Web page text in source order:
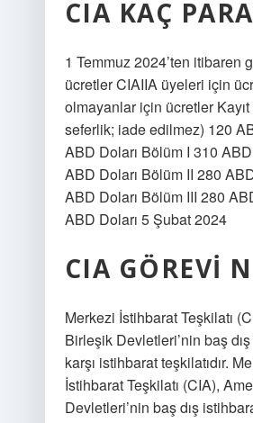
CIA KAÇ
1 Temmuz 2024’ten itibaren
ücretler CIAIIA üyeleri için
olmayanlar için ücretler
seferlik; iade edilmez) 120
ABD Doları Bölüm I 310
ABD Doları Bölüm II 280
ABD Doları Bölüm III 280
ABD Doları 5 Şubat 2024
CIA GÖREVI
Merkezi İstihbarat Teşkilatı
Birleşik Devletleri’nin baş
karşı istihbarat teşkilatıdır.
İstihbarat Teşkilatı (CIA),
Devletleri’nin baş dış